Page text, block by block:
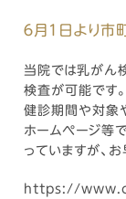
６月１日より
当院では乳がん
検査が可能です。
健診期間や対象
ホームページ等
っていますが、
https://